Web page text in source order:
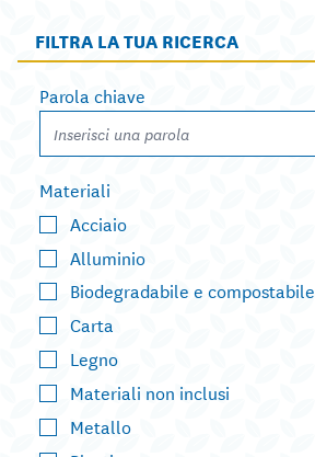
FILTRA LA TUA RICERCA
Parola chiave
Materiali
Acciaio
Alluminio
Biodegradabile e compostabile
Carta
Legno
Materiali non inclusi
Metallo